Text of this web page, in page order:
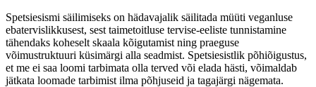
Spetsiesismi säilimiseks on hädavajalik säilitada müüti veganluse
ebatervislikkusest, sest taimetoitluse tervise-eeliste tunnistamine
tähendaks koheselt skaala kõigutamist ning praeguse
võimustruktuuri küsimärgi alla seadmist. Spetsiesistlik põhiõigustus,
et me ei saa loomi tarbimata olla terved või elada hästi, võimaldab
jätkata loomade tarbimist ilma põhjuseid ja tagajärgi nägemata.